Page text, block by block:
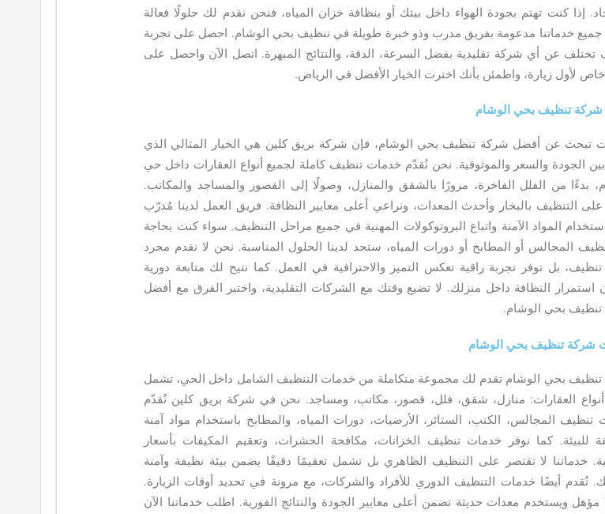
إذا كنت تهتم بجودة الهواء داخل بيتك أو بنظافة خزان المياه، فنحن نقدم لك حلولًا فعالة
جميع خدماتنا مدعومة بفريق مدرب وذو خبرة طويلة في تنظيف بحي الوشام. احصل على تجربة
تختلف عن أي شركة تقليدية بفضل السرعة، الدقة، والنتائج المبهرة. اتصل الآن واحصل على
لأول زيارة، واطمئن بأنك اخترت الخيار الأفضل في الرياض.
تنظيف بحي الوشام
تبحث عن أفضل شركة تنظيف بحي الوشام، فإن شركة بريق كلين هي الخيار المثالي الذي
الجودة والسعر والموثوقية. نحن نُقدّم خدمات تنظيف كاملة لجميع أنواع العقارات داخل حي
بدءًا من الفلل الفاخرة، مرورًا بالشقق والمنازل، وصولًا إلى القصور والمساجد والمكاتب.
على التنظيف بالبخار وأحدث المعدات، ونراعي أعلى معايير النظافة. فريق العمل لدينا مُدرّب
المواد الآمنة واتباع البروتوكولات المهنية في جميع مراحل التنظيف. سواء كنت بحاجة
المجالس أو المطابخ أو دورات المياه، ستجد لدينا الحلول المناسبة. نحن لا نقدم مجرد
بل نوفر تجربة راقية تعكس التميز والاحترافية في العمل. كما نتيح لك متابعة دورية
استمرار النظافة داخل منزلك. لا تضيع وقتك مع الشركات التقليدية، واختبر الفرق مع أفضل
بحي الوشام.
شركة تنظيف بحي الوشام
بحي الوشام تقدم لك مجموعة متكاملة من خدمات التنظيف الشامل داخل الحي، تشمل
العقارات: منازل، شقق، فلل، قصور، مكاتب، ومساجد. نحن في شركة بريق كلين نُقدّم
تنظيف المجالس، الكنب، الستائر، الأرضيات، دورات المياه، والمطابخ باستخدام مواد آمنة
للبيئة. كما نوفر خدمات تنظيف الخزانات، مكافحة الحشرات، وتعقيم المكيفات بأسعار
خدماتنا لا تقتصر على التنظيف الظاهري بل تشمل تعقيمًا دقيقًا يضمن بيئة نظيفة وآمنة
نُقدم أيضًا خدمات التنظيف الدوري للأفراد والشركات، مع مرونة في تحديد أوقات الزيارة.
مؤهل ويستخدم معدات حديثة تضمن أعلى معايير الجودة والنتائج الفورية. اطلب خدماتنا الآن